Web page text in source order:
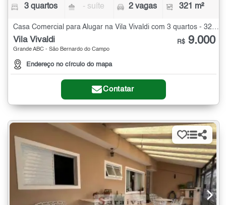
3 quartos - suíte 2 vagas 321 m²
Casa Comercial para Alugar na Vila Vivaldi com 3 quartos - 321 m²
Vila Vivaldi
Grande ABC - São Bernardo do Campo
Endereço no círculo do mapa
R$ 9.000
Contatar